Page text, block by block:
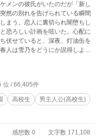
メンの彼氏がいたのだが「新し
然の別れを告げられている瞬間
まう。恋人に裏切られ闇堕ちし
恐ろしい計画を呟いた。心配に
伏せていると、深夜、灯油缶を
人は雪乃をどうにか説得しよう
な各話タイトル
で補足をすると、本作はコメデ
安心ください。 ※この物語はフ
物、団体等は全て架空です。
位 / 66,405件
高校生
男主人公(高校生)
感想数 0
文字数 171,108